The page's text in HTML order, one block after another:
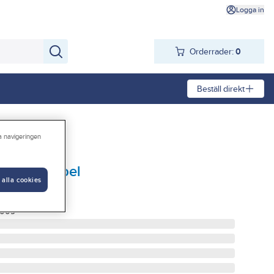
Logga in
Orderrader: 0
Beställ direkt
utan kabel
KABEL
009
navigeringen
alla cookies